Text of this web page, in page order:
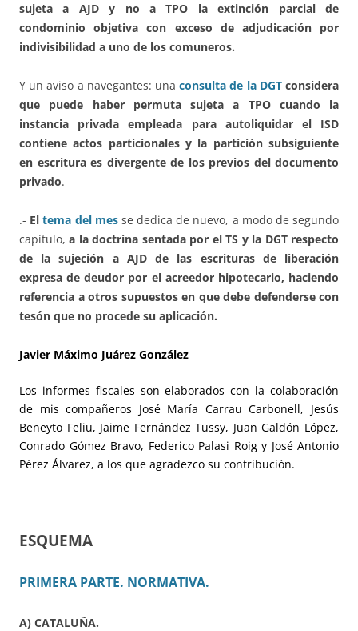
sujeta a AJD y no a TPO la extinción parcial de
condominio objetiva con exceso de adjudicación por
indivisibilidad a uno de los comuneros.
Y un aviso a navegantes: unaconsulta de la DGTconsidera
que puede haber permuta sujeta a TPO cuando la
instancia privada empleada para autoliquidar el ISD
contiene actos particionales y la partición subsiguiente
en escritura es divergente de los previos del documento
privado.
.- Eltema del messe dedica de nuevo, a modo de segundo
capítulo, a la doctrina sentada por el TS y la DGT respecto
de la sujeción a AJD de las escrituras de liberación
expresa de deudor por el acreedor hipotecario, haciendo
referencia a otros supuestos en que debe defenderse con
tesón que no procede su aplicación.
Javier Máximo Juárez González
Los informes fiscales son elaborados con la colaboración
de mis compañeros José María Carrau Carbonell, Jesús
Beneyto Feliu, Jaime Fernández Tussy, Juan Galdón López,
Conrado Gómez Bravo, Federico Palasi Roig y José Antonio
Pérez Álvarez, a los que agradezco su contribución.
ESQUEMA
PRIMERA PARTE. NORMATIVA.
A) CATALUÑA.